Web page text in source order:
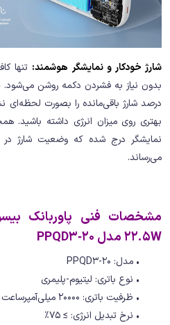
شارژ خودکار و نمایشگر هوشمند: تنها
بدون نیاز به فشردن دکمه روشن می‌شود.
درصد شارژ باقی‌مانده را بصورت لحظه‌ای
بهتری روی میزان انرژی داشته باشید.
نمایشگر درج شده که وضعیت شارژ در
می‌رساند.
22.5W مدل PPQD3‑20
• مدل: PPQD3-20
• نوع باتری: لیتیوم-پلیمری
• ظرفیت باتری: 20000 میلی‌آمپر‌ساعت (76 وات‌ساعت)
• نرخ تبدیل انرژی: ≥ 75٪